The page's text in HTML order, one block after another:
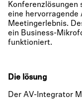
Konferenzlösungen
eine
Meetingerlebnis.
ein Business-
funktioniert.
Die lösung
Der AV-Integrator